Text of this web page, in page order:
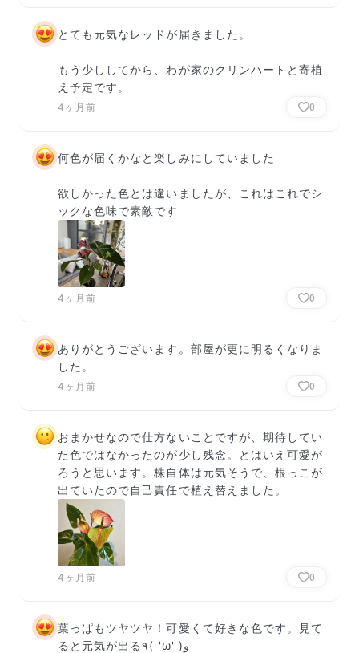
とても元気なレッドが届きました。
もう少ししてから、わが家のクリンハートと寄植
え予定です。
4ヶ月前 0
何色が届くかなと楽しみにしていました
欲しかった色とは違いましたが、これはこれでシ
ックな色味で素敵です
4ヶ月前 0
ありがとうございます。部屋が更に明るくなりま
した。
4ヶ月前 0
おまかせなので仕方ないことですが、期待してい
た色ではなかったのが少し残念。とはいえ可愛が
ろうと思います。株自体は元気そうで、根っこが
出ていたので自己責任で植え替えました。
4ヶ月前 0
葉っぱもツヤツヤ！可愛くて好きな色です。見て
ると元気が出る٩( 'ω' )و